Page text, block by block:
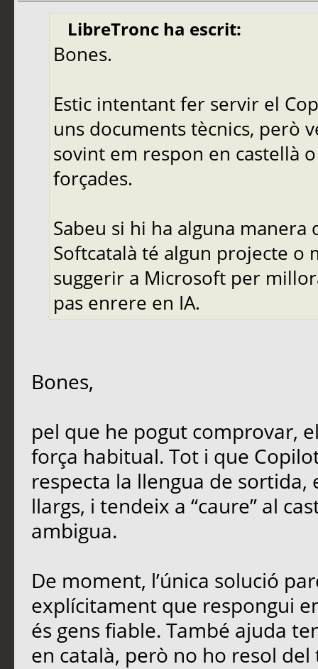
LibreTronc ha escrit:
Bones.
Estic intentant fer servir el
uns documents tècnics, però
sovint em respon en castellà
forçades.
Sabeu si hi ha alguna
Softcatalà té algun projecte o
suggerir a Microsoft per
pas enrere en IA.
Bones,
pel que he pogut comprovar,
força habitual. Tot i que
respecta la llengua de
llargs, i tendeix a “caure” al
ambigua.
De moment, l’única solució
explícitament que respongui
és gens fiable. També ajuda
en català, però no ho resol del